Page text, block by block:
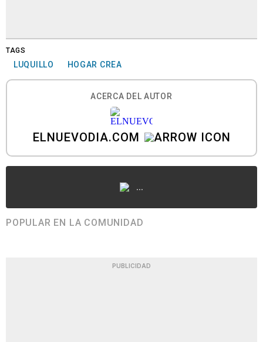
TAGS
LUQUILLO HOGAR CREA
ACERCA DEL AUTOR
ELNUEVODIA.COM
...
POPULAR EN LA COMUNIDAD
PUBLICIDAD